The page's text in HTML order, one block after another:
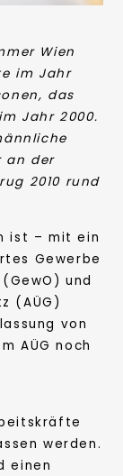
Wien
im Jahr
das
Jahr 2000.
an der
2010 rund
ist – mit ein
Gewerbe
und
(AÜG)
von
AÜG noch
werden.
einen